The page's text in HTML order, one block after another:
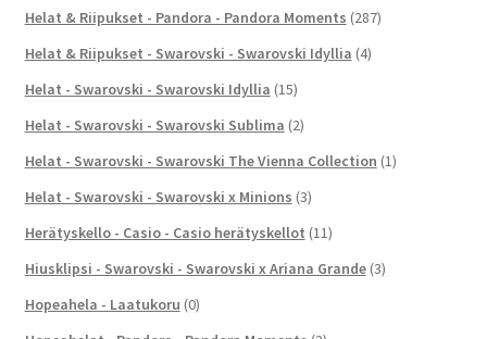
Helat & Riipukset - Pandora - Pandora Moments (287)
Helat & Riipukset - Swarovski - Swarovski Idyllia (4)
Helat - Swarovski - Swarovski Idyllia (15)
Helat - Swarovski - Swarovski Sublima (2)
Helat - Swarovski - Swarovski The Vienna Collection (1)
Helat - Swarovski - Swarovski x Minions (3)
Herätyskello - Casio - Casio herätyskellot (11)
Hiusklipsi - Swarovski - Swarovski x Ariana Grande (3)
Hopeahela - Laatukoru (0)